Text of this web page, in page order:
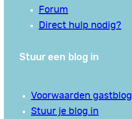
Forum
Direct hulp nodig?
Stuur een blog in
Voorwaarden gastblog
Stuur je blog in